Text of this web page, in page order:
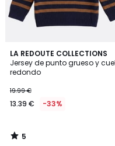
LA REDOUTE COLLECTIONS
Jersey de punto grueso y
redondo
19.99 €
13.39 € -33%
5
/
5
5
/